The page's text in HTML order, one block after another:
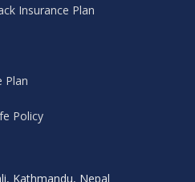
Insurance Plan
Plan
Policy
Kathmandu, Nepal